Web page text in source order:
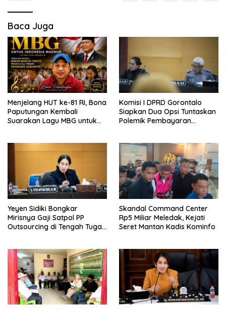
Baca Juga
Menjelang HUT ke-81 RI, Bona
Paputungan Kembali
Suarakan Lagu MBG untuk
Komisi I DPRD Gorontalo
Siapkan Dua Opsi Tuntaskan
Polemik Pembayaran
Yeyen Sidiki Bongkar
Mirisnya Gaji Satpol PP
Outsourcing di Tengah Tugas
Skandal Command Center
Rp5 Miliar Meledak, Kejati
Seret Mantan Kadis Kominfo